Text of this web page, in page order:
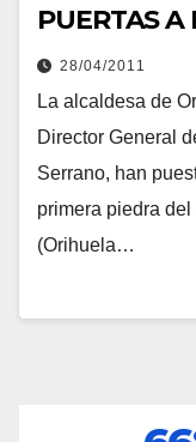
PUERTAS A
28/04/2011
La alcaldesa de
Director General
Serrano, han
primera piedra
(Orihuela…